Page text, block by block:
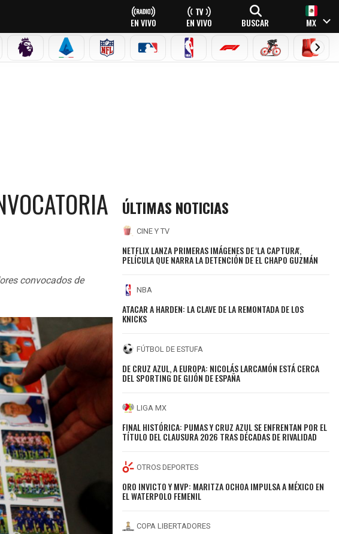
EN VIVO EN VIVO BUSCAR MX
PREMIER LEAGUE
SERIE A NFL MLB NBA FÓRMULA 1CICLISMOBOXEO
convocados de
ÚLTIMAS NOTICIAS
CINE Y TV
NETFLIX LANZA PRIMERAS IMÁGENES DE 'LA CAPTURA',
PELÍCULA QUE NARRA LA DETENCIÓN DE EL CHAPO GUZMÁN
NBA
ATACAR A HARDEN: LA CLAVE DE LA REMONTADA DE LOS
KNICKS
FÚTBOL DE ESTUFA
DE CRUZ AZUL, A EUROPA: NICOLÁS LARCAMÓN ESTÁ CERCA
DEL SPORTING DE GIJÓN DE ESPAÑA
LIGA MX
FINAL HISTÓRICA: PUMAS Y CRUZ AZUL SE ENFRENTAN POR EL
TÍTULO DEL CLAUSURA 2026 TRAS DÉCADAS DE RIVALIDAD
OTROS DEPORTES
ORO INVICTO Y MVP: MARITZA OCHOA IMPULSA A MÉXICO EN
EL WATERPOLO FEMENIL
COPA LIBERTADORES